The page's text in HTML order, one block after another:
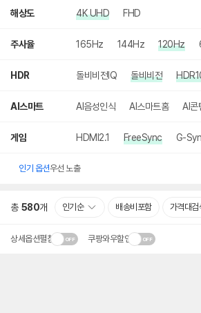
해상도 4K UHD FHD
주사율 165Hz 144Hz 120Hz
HDR 돌비비전IQ 돌비비전
AI스마트 AI음성인식 AI스마트홈 AI콘
게임 HDMI2.1 FreeSync G-
인기 옵션우선 노출
총 580개 인기순 배송비포함 가격대검
상세옵션펼침 쿠팡와우할인